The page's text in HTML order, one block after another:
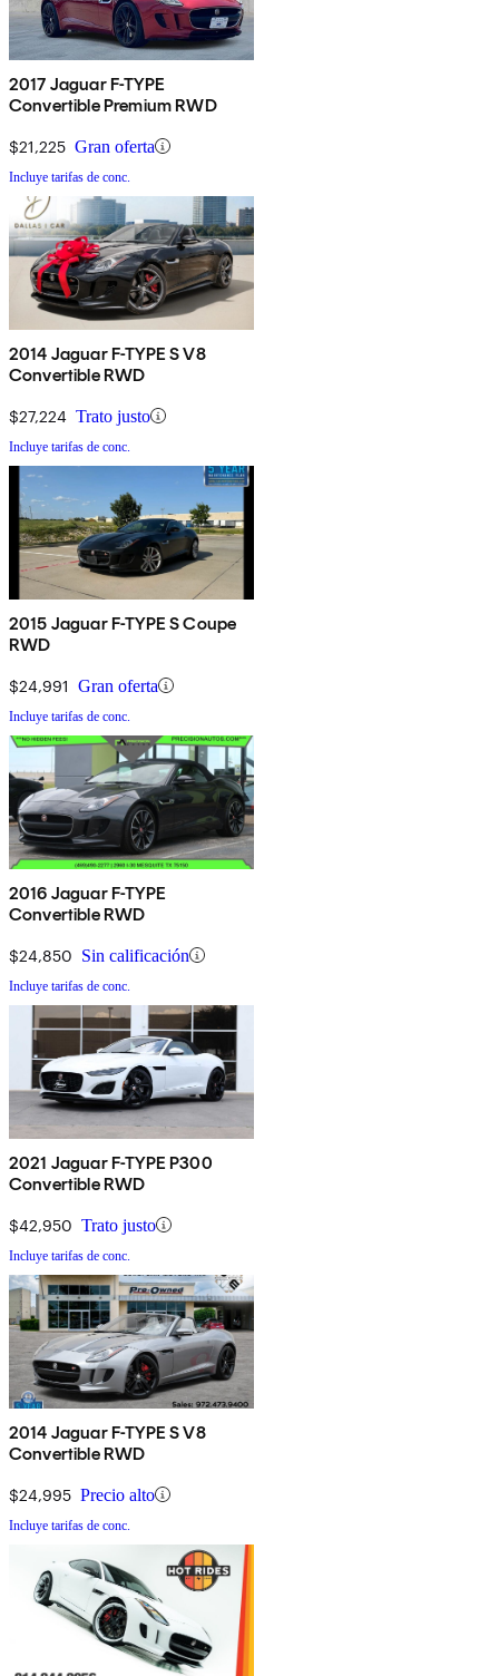
2017 Jaguar F-TYPE
Convertible Premium RWD
$21,225 Gran oferta
Incluye tarifas de conc.
2014 Jaguar F-TYPE S V8
Convertible RWD
$27,224 Trato justo
Incluye tarifas de conc.
2015 Jaguar F-TYPE S Coupe
RWD
$24,991 Gran oferta
Incluye tarifas de conc.
2016 Jaguar F-TYPE
Convertible RWD
$24,850 Sin calificación
Incluye tarifas de conc.
2021 Jaguar F-TYPE P300
Convertible RWD
$42,950 Trato justo
Incluye tarifas de conc.
2014 Jaguar F-TYPE S V8
Convertible RWD
$24,995 Precio alto
Incluye tarifas de conc.